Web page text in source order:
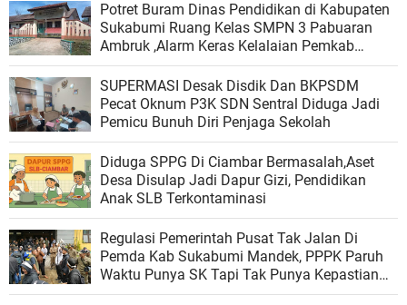
Potret Buram Dinas Pendidikan di Kabupaten
Sukabumi Ruang Kelas SMPN 3 Pabuaran
Ambruk ,Alarm Keras Kelalaian Pemkab
Sukabumi Dalam Menjamin Keselamatan
Siswa
SUPERMASI Desak Disdik Dan BKPSDM
Pecat Oknum P3K SDN Sentral Diduga Jadi
Pemicu Bunuh Diri Penjaga Sekolah
Diduga SPPG Di Ciambar Bermasalah,Aset
Desa Disulap Jadi Dapur Gizi, Pendidikan
Anak SLB Terkontaminasi
Regulasi Pemerintah Pusat Tak Jalan Di
Pemda Kab Sukabumi Mandek, PPPK Paruh
Waktu Punya SK Tapi Tak Punya Kepastian
Hidup